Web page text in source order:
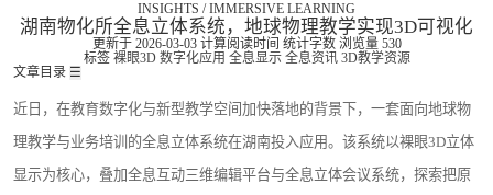
INSIGHTS / IMMERSIVE LEARNING
湖南物化所全息立体系统，地球物理教学实现3D可视化
更新于 2026-03-03 计算阅读时间 统计字数 浏览量 530
标签 裸眼3D 数字化应用 全息显示 全息资讯 3D教学资源
文章目录 ☰
近日，在教育数字化与新型教学空间加快落地的背景下，一套面向地球物
理教学与业务培训的全息立体系统在湖南投入应用。该系统以裸眼3D立体
显示为核心，叠加全息互动三维编辑平台与全息立体会议系统，探索把原